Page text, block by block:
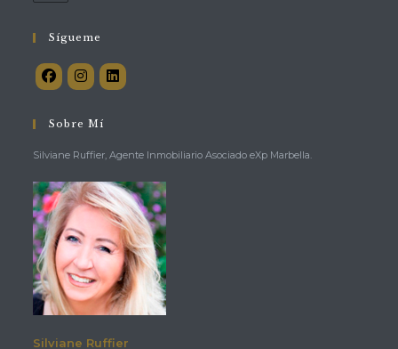
Sígueme
Sobre Mí
Silviane Ruffier, Agente Inmobiliario Asociado eXp Marbella.
Silviane Ruffier